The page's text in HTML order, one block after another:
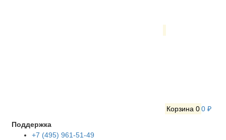
Корзина 00 ₽
Поддержка
+7 (495) 961-51-49